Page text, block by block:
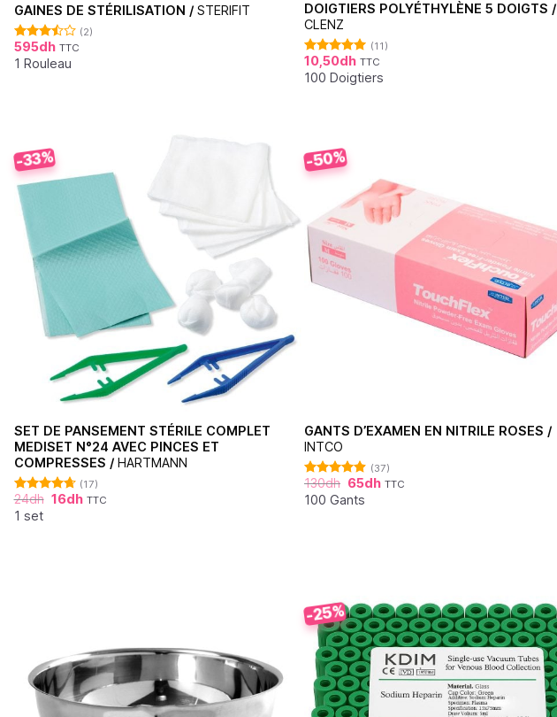
GAINES DE STÉRILISATION / STERIFIT
Note
3.50sur
(2)
595dh TTC
1 Rouleau
DOIGTIERS POLYÉTHYLÈNE 5 DOIGTS /
CLENZ
Note5.00
sur 5
(11)
10,50dh TTC
100 Doigtiers
-33%
SET DE PANSEMENT STÉRILE COMPLET
MEDISET N°24 AVEC PINCES ET
COMPRESSES / HARTMANN
Note4.71
sur 5
(17)
24dh 16dh TTC
1 set
-50%
GANTS D’EXAMEN EN NITRILE ROSES /
INTCO
Note4.86
sur 5
(37)
130dh 65dh TTC
100 Gants
-25%